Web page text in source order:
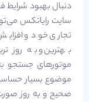
دنبال بهبود شرایط
سایت رایاتکس
تجاری خود و
بهترین و به روز
موتورهای جستجو
موضوع بسیار
صحیح و به روز